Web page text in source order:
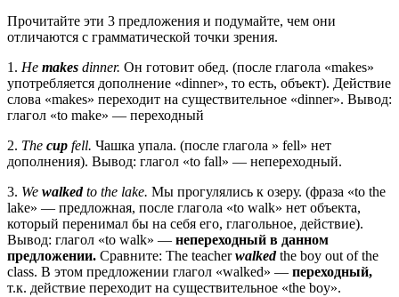
Прочитайте эти 3 предложения и подумайте, чем они
отличаются с грамматической точки зрения.
1. He makes dinner. Он готовит обед. (после глагола «makes»
употребляется дополнение «dinner», то есть, объект). Действие
слова «makes» переходит на существительное «dinner». Вывод:
глагол «to make» — переходный
2. The cup fell. Чашка упала. (после глагола » fell» нет
дополнения). Вывод: глагол «to fall» — непереходный.
3. We walkedto the lake. Мы прогулялись к озеру. (фраза «to the
lake» — предложная, после глагола «to walk» нет объекта,
который перенимал бы на себя его, глагольное, действие).
Вывод: глагол «to walk» — непереходный в данном
предложении. Сравните: The teacherwalkedthe boy out of the
class. В этом предложении глагол «walked» — переходный,
т.к. действие переходит на существительное «the boy».